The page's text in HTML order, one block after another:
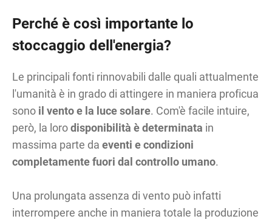
Perché è così importante lo
stoccaggio dell'energia?
Le principali fonti rinnovabili dalle quali attualmente
l'umanità è in grado di attingere in maniera proficua
sono il vento e la luce solare. Com'è facile intuire,
però, la lorodisponibilità è determinata in
massima parte da eventi e condizioni
completamente fuori dal controllo umano.
Una prolungata assenza di vento può infatti
interrompere anche in maniera totale la produzione